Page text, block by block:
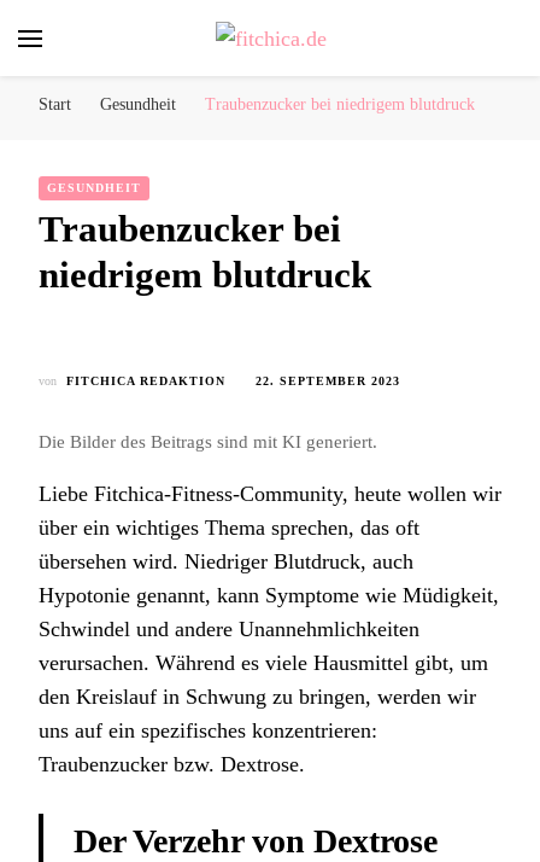
Start Gesundheit Traubenzucker bei niedrigem blutdruck
GESUNDHEIT
Traubenzucker bei
niedrigem blutdruck
von FITCHICA REDAKTION 22. SEPTEMBER 2023
Die Bilder des Beitrags sind mit KI generiert.
Liebe Fitchica-Fitness-Community, heute wollen wir
über ein wichtiges Thema sprechen, das oft
übersehen wird. Niedriger Blutdruck, auch
Hypotonie genannt, kann Symptome wie Müdigkeit,
Schwindel und andere Unannehmlichkeiten
verursachen. Während es viele Hausmittel gibt, um
den Kreislauf in Schwung zu bringen, werden wir
uns auf ein spezifisches konzentrieren:
Traubenzucker bzw. Dextrose.
Der Verzehr von Dextrose